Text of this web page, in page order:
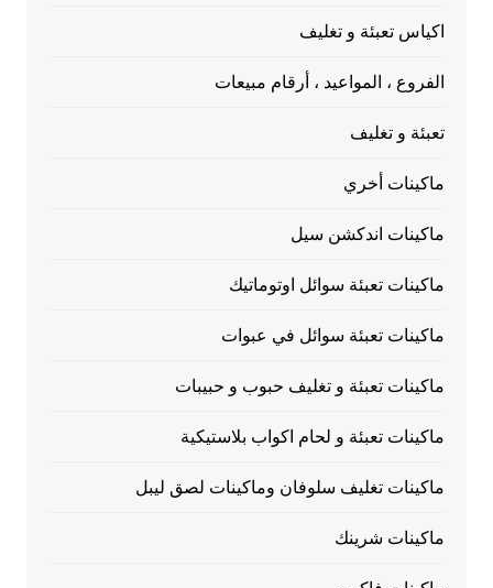
اكياس تعبئة و تغليف
الفروع ، المواعيد ، أرقام مبيعات
تعبئة و تغليف
ماكينات أخري
ماكينات اندكشن سيل
ماكينات تعبئة سوائل اوتوماتيك
ماكينات تعبئة سوائل في عبوات
ماكينات تعبئة و تغليف حبوب و حبيبات
ماكينات تعبئة و لحام اكواب بلاستيكية
ماكينات تغليف سلوفان وماكينات لصق ليبل
ماكينات شرينك